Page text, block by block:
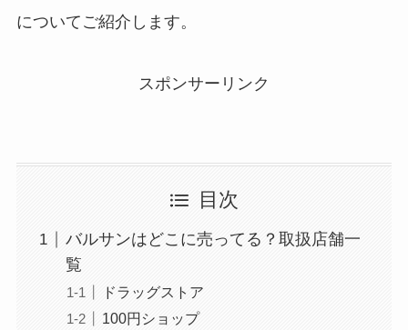
についてご紹介します。
スポンサーリンク
目次
バルサンはどこに売ってる？取扱店舗一
覧
ドラッグストア
100円ショップ